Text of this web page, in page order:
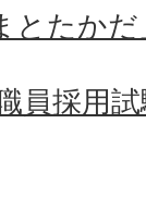
とたかだ
員採用